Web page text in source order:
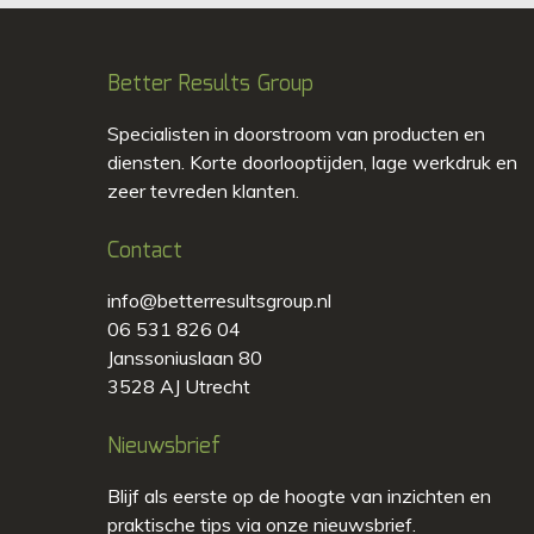
Better Results Group
Specialisten in doorstroom van producten en
diensten. Korte doorlooptijden, lage werkdruk en
zeer tevreden klanten.
Contact
info@betterresultsgroup.nl
06 531 826 04
Janssoniuslaan 80
3528 AJ Utrecht
Nieuwsbrief
Blijf als eerste op de hoogte van inzichten en
praktische tips via onze nieuwsbrief.